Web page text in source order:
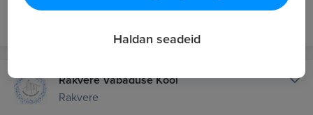
UUS tund tagasi
Rakvere Vabaduse Kool
Rakvere
Haldan seadeid